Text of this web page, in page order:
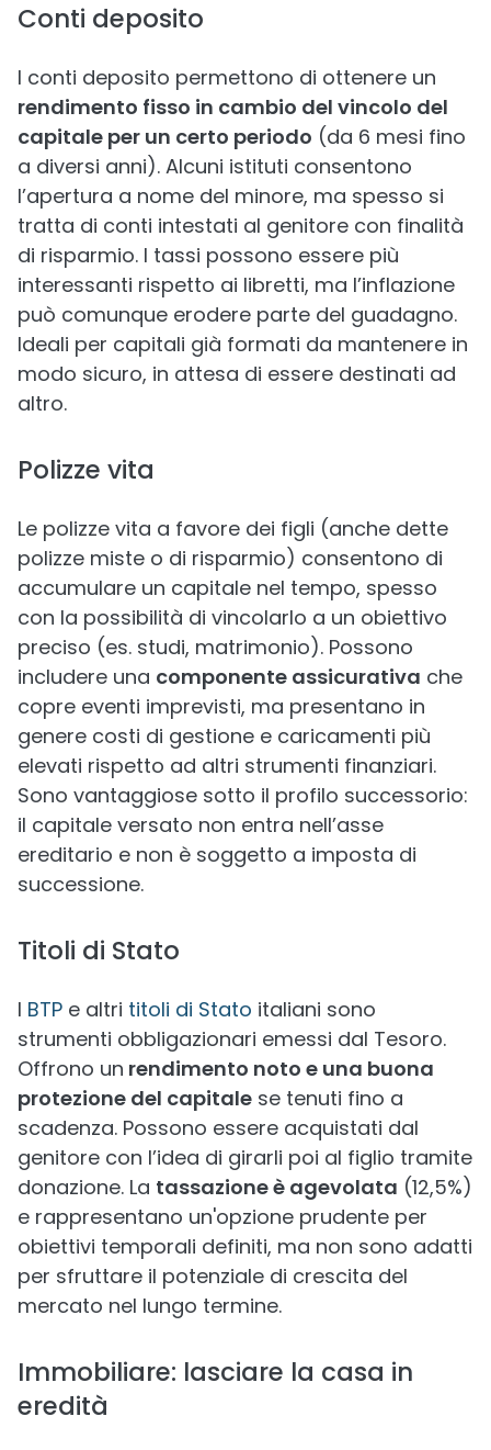
Conti deposito
I conti deposito permettono di ottenere un
rendimento fisso in cambio del vincolo del
capitale per un certo periodo (da 6 mesi fino
a diversi anni). Alcuni istituti consentono
l’apertura a nome del minore, ma spesso si
tratta di conti intestati al genitore con finalità
di risparmio. I tassi possono essere più
interessanti rispetto ai libretti, ma l’inflazione
può comunque erodere parte del guadagno.
Ideali per capitali già formati da mantenere in
modo sicuro, in attesa di essere destinati ad
altro.
Polizze vita
Le polizze vita a favore dei figli (anche dette
polizze miste o di risparmio) consentono di
accumulare un capitale nel tempo, spesso
con la possibilità di vincolarlo a un obiettivo
preciso (es. studi, matrimonio). Possono
includere una componente assicurativa che
copre eventi imprevisti, ma presentano in
genere costi di gestione e caricamenti più
elevati rispetto ad altri strumenti finanziari.
Sono vantaggiose sotto il profilo successorio:
il capitale versato non entra nell’asse
ereditario e non è soggetto a imposta di
successione.
Titoli di Stato
I BTP e altri titoli di Stato italiani sono
strumenti obbligazionari emessi dal Tesoro.
Offrono un rendimento noto e una buona
protezione del capitale se tenuti fino a
scadenza. Possono essere acquistati dal
genitore con l’idea di girarli poi al figlio tramite
donazione. La tassazione è agevolata (12,5%)
e rappresentano un'opzione prudente per
obiettivi temporali definiti, ma non sono adatti
per sfruttare il potenziale di crescita del
mercato nel lungo termine.
Immobiliare: lasciare la casa in
eredità